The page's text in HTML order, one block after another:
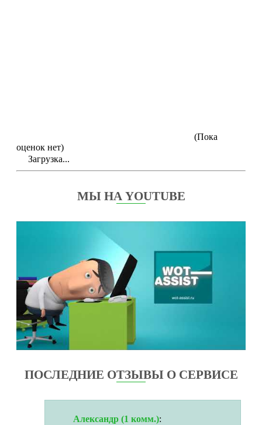
(Пока
оценок нет)
Загрузка...
МЫ НА YOUTUBE
ПОСЛЕДНИЕ ОТЗЫВЫ О СЕРВИСЕ
Александр (1 комм.):